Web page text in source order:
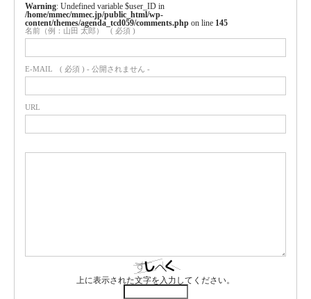
Warning : Undefined variable $user_ID in
/home/mmec/mmec.jp/public_html/wp-
content/themes/agenda_tcd059/comments.php on line 145
名前（例：山田 太郎） ( 必須 )
E-MAIL ( 必須 ) - 公開されません -
URL
上に表示された文字を入力してください。